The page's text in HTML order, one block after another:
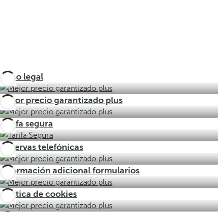
Aviso legal
Mejor precio garantizado plus
Tarifa segura
Reservas telefónicas
Información adicional formularios
Política de cookies